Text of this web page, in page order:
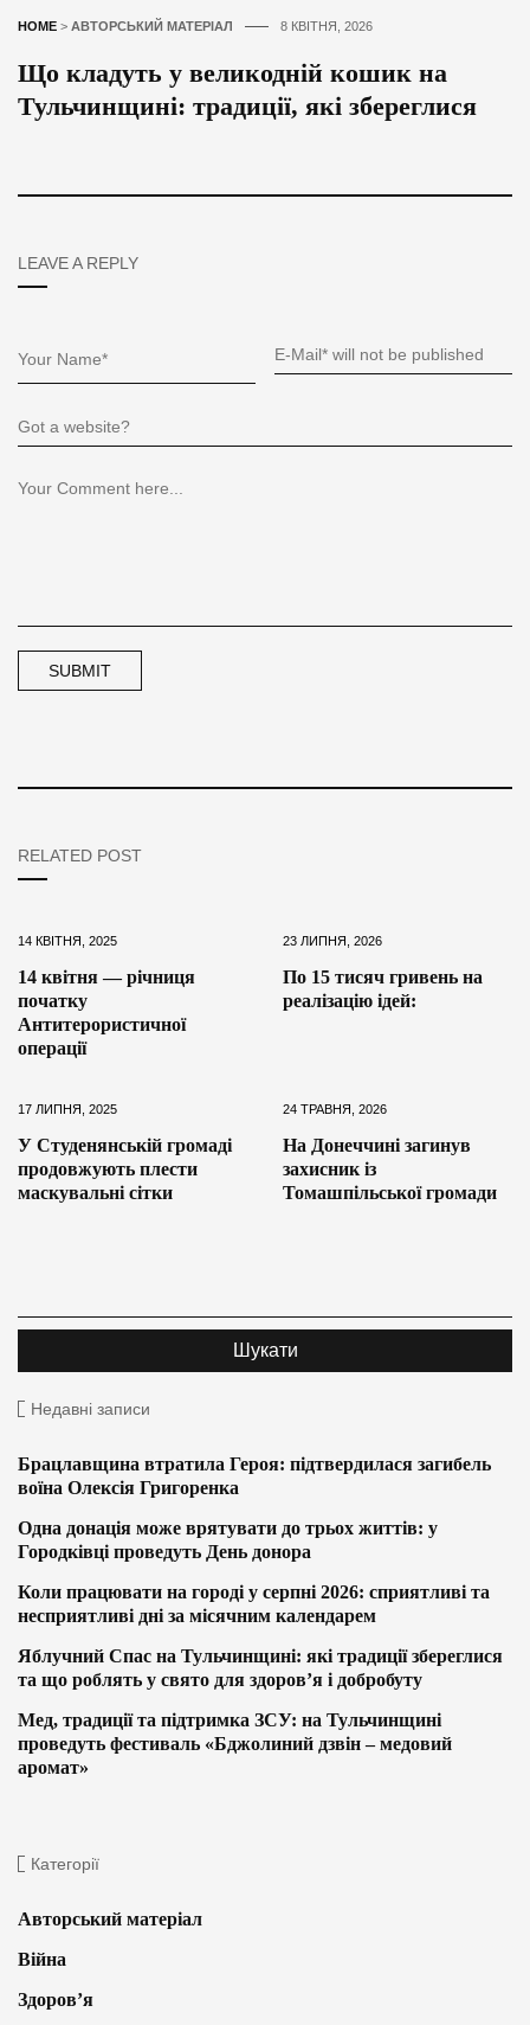
HOME > АВТОРСЬКИЙ МАТЕРІАЛ 8 КВІТНЯ, 2026
Що кладуть у великодній кошик на
Тульчинщині: традиції, які збереглися
LEAVE A REPLY
RELATED POST
14 КВІТНЯ, 2025
14 квітня — річниця
початку
Антитерористичної
операції
23 ЛИПНЯ, 2026
По 15 тисяч гривень на
реалізацію ідей:
17 ЛИПНЯ, 2025
У Студенянській громаді
продовжують плести
маскувальні сітки
24 ТРАВНЯ, 2026
На Донеччині загинув
захисник із
Томашпільської громади
Недавні записи
Брацлавщина втратила Героя: підтвердилася загибель
воїна Олексія Григоренка
Одна донація може врятувати до трьох життів: у
Городківці проведуть День донора
Коли працювати на городі у серпні 2026: сприятливі та
несприятливі дні за місячним календарем
Яблучний Спас на Тульчинщині: які традиції збереглися
та що роблять у свято для здоров’я і добробуту
Мед, традиції та підтримка ЗСУ: на Тульчинщині
проведуть фестиваль «Бджолиний дзвін – медовий
аромат»
Категорії
Авторський матеріал
Війна
Здоров’я